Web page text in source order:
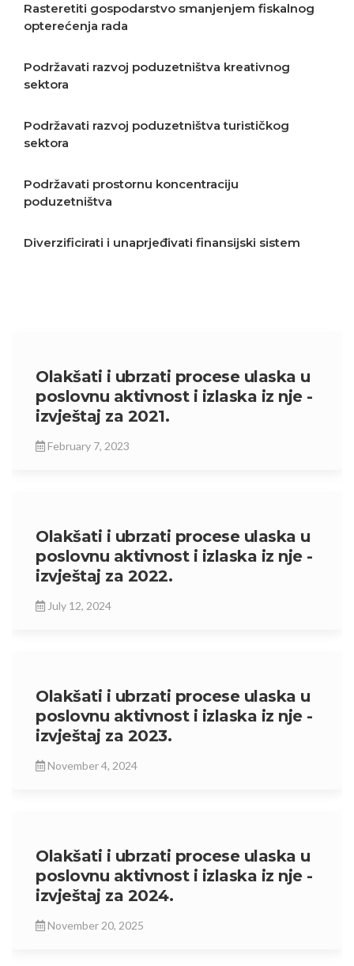
Rasteretiti gospodarstvo smanjenjem fiskalnog
opterećenja rada
Podržavati razvoj poduzetništva kreativnog
sektora
Podržavati razvoj poduzetništva turističkog
sektora
Podržavati prostornu koncentraciju
poduzetništva
Diverzificirati i unaprjeđivati finansijski sistem
Olakšati i ubrzati procese ulaska u
poslovnu aktivnost i izlaska iz nje -
izvještaj za 2021.
February 7, 2023
Olakšati i ubrzati procese ulaska u
poslovnu aktivnost i izlaska iz nje -
izvještaj za 2022.
July 12, 2024
Olakšati i ubrzati procese ulaska u
poslovnu aktivnost i izlaska iz nje -
izvještaj za 2023.
November 4, 2024
Olakšati i ubrzati procese ulaska u
poslovnu aktivnost i izlaska iz nje -
izvještaj za 2024.
November 20, 2025